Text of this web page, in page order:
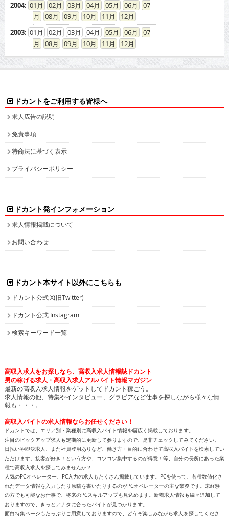
2004: 01 02 03 04 05 06
07
08
09 10 11
12
2003: 01 02 03 04 05 06
07
08
09 10 11 12
ドカントをご利用する皆様へ
求人広告の説明
免責事項
特商法に基づく表示
プライバシーポリシー
ドカント発インフォメーション
求人情報掲載について
お問い合わせ
ドカント本サイト以外にこちらも
ドカント公式 X(旧Twitter)
ドカント公式 Instagram
検索キーワード一覧
高収入求人をお探しなら、高収入求人情報誌ドカント
男の稼げる求人・高収入求人アルバイト情報マガジン
最新の高収入求人情報をゲットしてドカント稼ごう。
求人情報の他、特集やインタビュー、グラビアなど仕事を探しながら様々な情
報も・・・。
高収入バイトの求人情報ならお任せください！
ドカントでは、エリア別・業種別に高収入バイト情報を幅広く掲載しております。
注目のピックアップ求人も定期的に更新して参りますので、是非チェックしてみてください。
日払いや即決求人、また社員登用ありなど、働き方・目的に合わせて高収入バイトを検索してい
ただけます。接客が好き！という方や、コツコツ集中するのが得意！等、自分の長所にあった業
種で高収入求人を探してみませんか？
人気のPCオペレーター、PC入力の求人もたくさん掲載しています。PCを使って、各種数値化さ
れたデータ情報を入力したり原稿を書いたりするのがPCオペレーターの主な業務です。未経験
の方でも可能なお仕事で、将来のPCスキルアップも見込めます。新着求人情報も続々追加して
おりますので、きっとアナタに合ったバイトが見つかります。
面白特集ページもたっぷりご用意しておりますので、どうぞ楽しみながら求人を探してくださ